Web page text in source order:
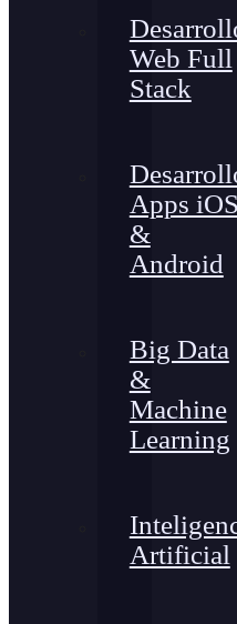
Web Full
Stack
Apps iOS
&
Android
Big Data
&
Machine
Learning
Artificial